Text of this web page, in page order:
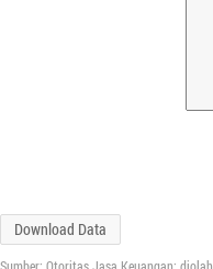
Download Data